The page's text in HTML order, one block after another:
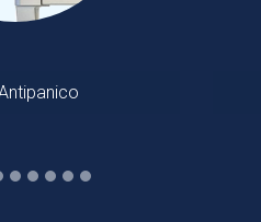
de libro